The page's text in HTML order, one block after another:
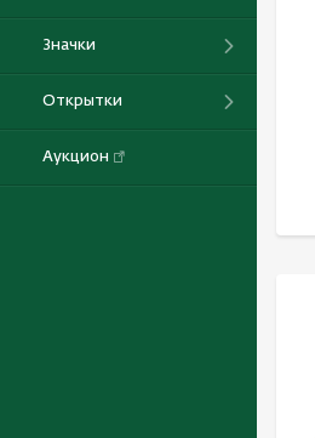
Значки
Открытки
Аукцион